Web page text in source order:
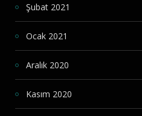
Şubat 2021
Ocak 2021
Aralık 2020
Kasım 2020